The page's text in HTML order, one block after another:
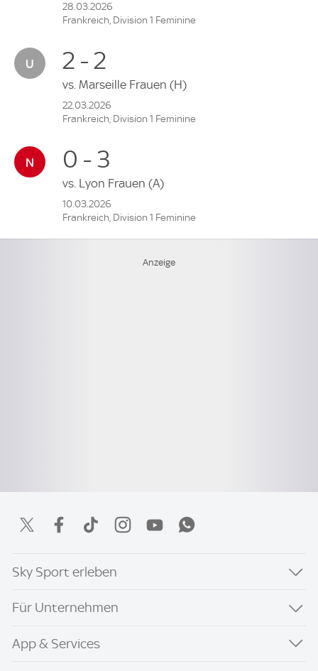
28.03.2026
Frankreich, Division 1 Feminine
2 - 2
vs. Marseille Frauen (H)
22.03.2026
Frankreich, Division 1 Feminine
0 - 3
vs. Lyon Frauen (A)
10.03.2026
Frankreich, Division 1 Feminine
Sky Sport erleben
Für Unternehmen
App & Services